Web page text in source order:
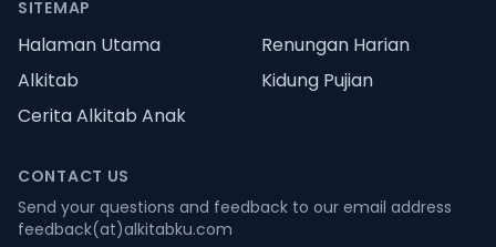
SITEMAP
Halaman Utama
Renungan Harian
Alkitab
Kidung Pujian
Cerita Alkitab Anak
CONTACT US
Send your questions and feedback to our email address
feedback(at)alkitabku.com